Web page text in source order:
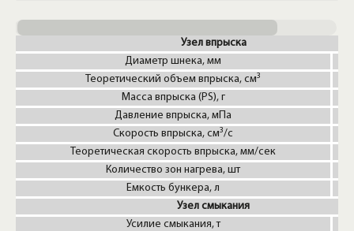
Узел впрыска
Диаметр шнека, мм
Теоретический объем впрыска, см3
Масса впрыска (PS), г
Давление впрыска, мПа
Скорость впрыска, см3/с
Теоретическая скорость впрыска, мм/сек
Количество зон нагрева, шт
Емкость бункера, л
Узел смыкания
Усилие смыкания, т